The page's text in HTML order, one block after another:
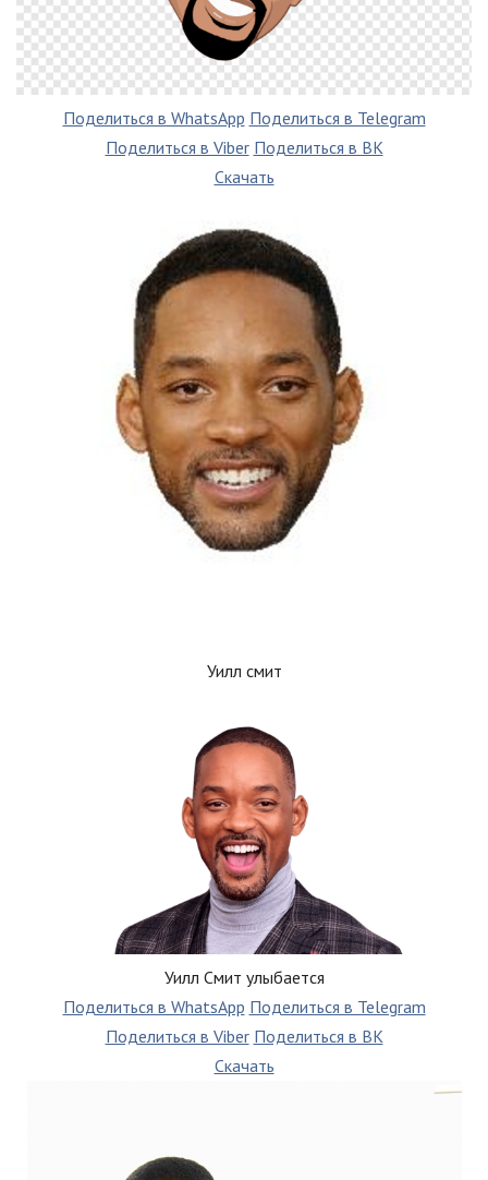
Поделиться в WhatsApp Поделиться в Telegram
Поделиться в Viber Поделиться в ВК
Скачать
Уилл смит
Уилл Смит улыбается
Поделиться в WhatsApp Поделиться в Telegram
Поделиться в Viber Поделиться в ВК
Скачать